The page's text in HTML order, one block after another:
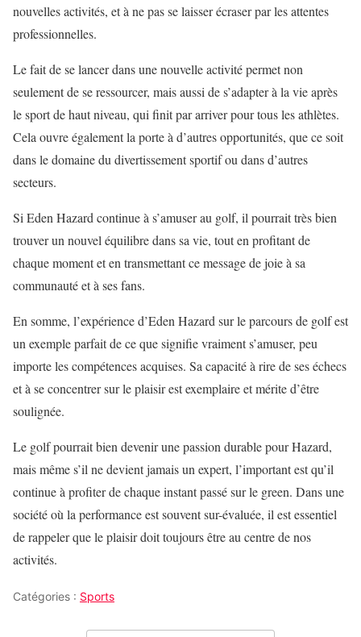
nouvelles activités, et à ne pas se laisser écraser par les attentes
professionnelles.
Le fait de se lancer dans une nouvelle activité permet non
seulement de se ressourcer, mais aussi de s’adapter à la vie après
le sport de haut niveau, qui finit par arriver pour tous les athlètes.
Cela ouvre également la porte à d’autres opportunités, que ce soit
dans le domaine du divertissement sportif ou dans d’autres
secteurs.
Si Eden Hazard continue à s’amuser au golf, il pourrait très bien
trouver un nouvel équilibre dans sa vie, tout en profitant de
chaque moment et en transmettant ce message de joie à sa
communauté et à ses fans.
En somme, l’expérience d’Eden Hazard sur le parcours de golf est
un exemple parfait de ce que signifie vraiment s’amuser, peu
importe les compétences acquises. Sa capacité à rire de ses échecs
et à se concentrer sur le plaisir est exemplaire et mérite d’être
soulignée.
Le golf pourrait bien devenir une passion durable pour Hazard,
mais même s’il ne devient jamais un expert, l’important est qu’il
continue à profiter de chaque instant passé sur le green. Dans une
société où la performance est souvent sur-évaluée, il est essentiel
de rappeler que le plaisir doit toujours être au centre de nos
activités.
Catégories : Sports